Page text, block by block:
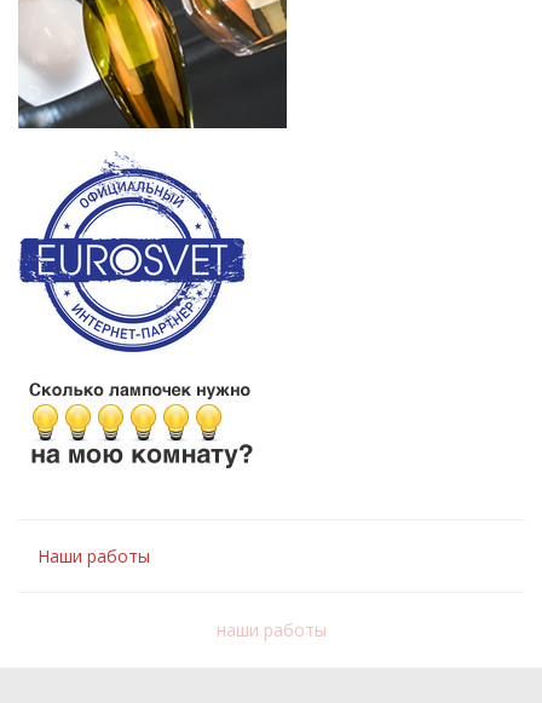
Наши работы
наши работы